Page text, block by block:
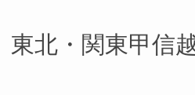
東北・関東甲信